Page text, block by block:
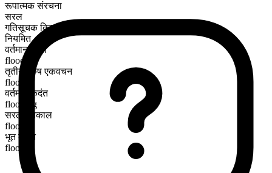
रूपात्मक संरचना
सरल
गतिसूचक क्रिया
नियमित
वर्तमान काल
flood
तृतीय पुरुष एकवचन
floods
वर्तमान कृदंत
flooding
सरल भूतकाल
flooded
भूत कृदंत
flooded